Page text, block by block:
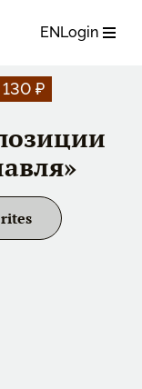
ENLogin
₽